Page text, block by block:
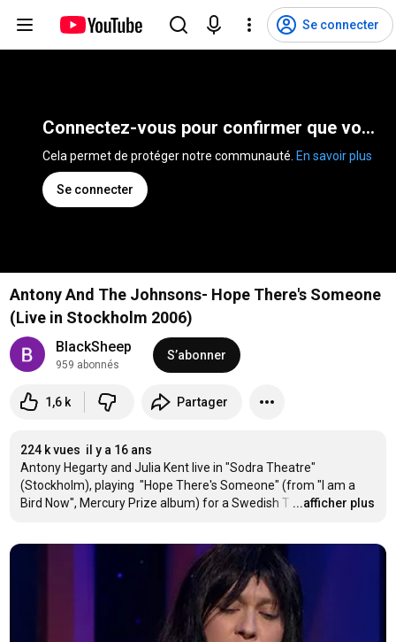
Se connecter
Connectez-vous pour confirmer que vous n'êtes pas un robot
En savoir plus
Se connecter
Antony And The Johnsons- Hope There's Someone
(Live in Stockholm 2006)
BlackSheep
959 abonnés
S’abonner
1,6 k Partager
224 k vues il y a 16 ans
Antony Hegarty and Julia Kent live in "Sodra Theatre"
(Stockholm), playing  "Hope There's Someone" (from "I am a
Bird Now", Mercury Prize album) for a Swedish T …
...afficher plus